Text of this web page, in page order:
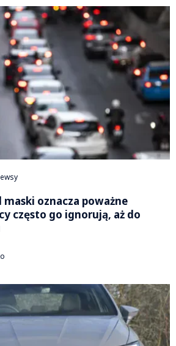
maski oznacza poważne
często go ignorują, aż do